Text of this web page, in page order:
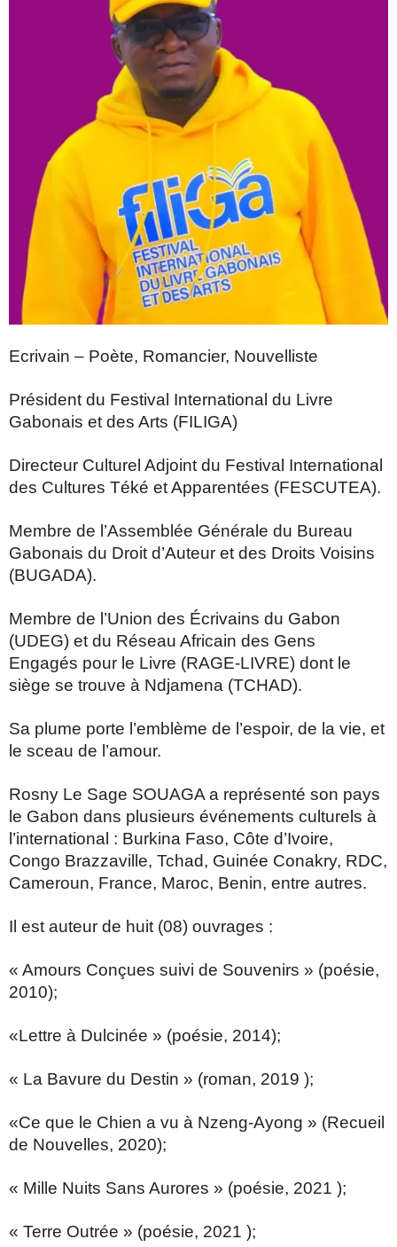
Ecrivain – Poète, Romancier, Nouvelliste
Président du Festival International du Livre
Gabonais et des Arts (FILIGA)
Directeur Culturel Adjoint du Festival International
des Cultures Téké et Apparentées (FESCUTEA).
Membre de l’Assemblée Générale du Bureau
Gabonais du Droit d’Auteur et des Droits Voisins
(BUGADA).
Membre de l’Union des Écrivains du Gabon
(UDEG) et du Réseau Africain des Gens
Engagés pour le Livre (RAGE-LIVRE) dont le
siège se trouve à Ndjamena (TCHAD).
Sa plume porte l’emblème de l’espoir, de la vie, et
le sceau de l’amour.
Rosny Le Sage SOUAGA a représenté son pays
le Gabon dans plusieurs événements culturels à
l’international : Burkina Faso, Côte d’Ivoire,
Congo Brazzaville, Tchad, Guinée Conakry, RDC,
Cameroun, France, Maroc, Benin, entre autres.
Il est auteur de huit (08) ouvrages :
« Amours Conçues suivi de Souvenirs » (poésie,
2010);
«Lettre à Dulcinée » (poésie, 2014);
« La Bavure du Destin » (roman, 2019 );
«Ce que le Chien a vu à Nzeng-Ayong » (Recueil
de Nouvelles, 2020);
« Mille Nuits Sans Aurores » (poésie, 2021 );
« Terre Outrée » (poésie, 2021 );